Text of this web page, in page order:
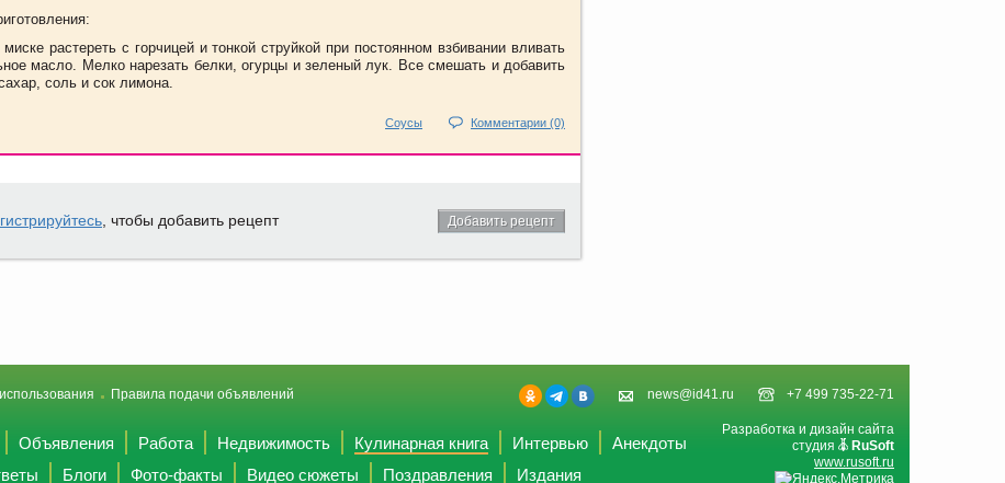
растереть с горчицей и тонкой струйкой при постоянном взбивании вливать
масло. Мелко нарезать белки, огурцы и зеленый лук. Все смешать и добавить
соль и сок лимона.
Соусы Комментарии (0)
Добавить рецепт
, чтобы добавить рецепт
news@id41.ru +7 499 735-22-71
Правила подачи объявлений
Разработка и дизайн сайта
студия
RuSoft
www.rusoft.ru
Объявления Работа Недвижимость Кулинарная книга Интервью
Анекдоты
Блоги Фото-факты Видео сюжеты Поздравления Издания